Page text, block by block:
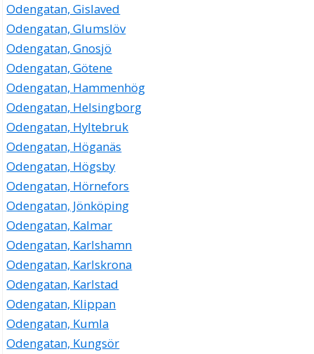
Odengatan, Gislaved
Odengatan, Glumslöv
Odengatan, Gnosjö
Odengatan, Götene
Odengatan, Hammenhög
Odengatan, Helsingborg
Odengatan, Hyltebruk
Odengatan, Höganäs
Odengatan, Högsby
Odengatan, Hörnefors
Odengatan, Jönköping
Odengatan, Kalmar
Odengatan, Karlshamn
Odengatan, Karlskrona
Odengatan, Karlstad
Odengatan, Klippan
Odengatan, Kumla
Odengatan, Kungsör